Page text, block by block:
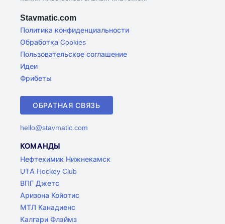
Stavmatic.com
Политика конфиденциальности
Обработка Cookies
Пользовательское соглашение
Идеи
Фрибеты
ОБРАТНАЯ СВЯЗЬ
hello@stavmatic.com
КОМАНДЫ
Нефтехимик Нижнекамск
UTA Hockey Club
ВПГ Джетс
Аризона Койотис
МТЛ Канадиенс
Калгари Флэймз